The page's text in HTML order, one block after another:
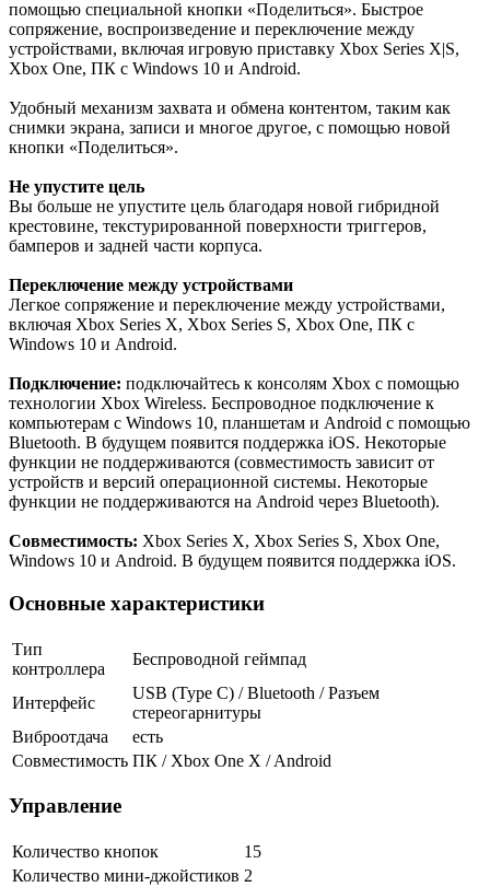
помощью специальной кнопки «Поделиться». Быстрое
сопряжение, воспроизведение и переключение между
устройствами, включая игровую приставку Xbox Series X|S,
Xbox One, ПК с Windows 10 и Android.
Удобный механизм захвата и обмена контентом, таким как
снимки экрана, записи и многое другое, с помощью новой
кнопки «Поделиться».
Не упустите цель
Вы больше не упустите цель благодаря новой гибридной
крестовине, текстурированной поверхности триггеров,
бамперов и задней части корпуса.
Переключение между устройствами
Легкое сопряжение и переключение между устройствами,
включая Xbox Series X, Xbox Series S, Xbox One, ПК с
Windows 10 и Android.
Подключение: подключайтесь к консолям Xbox с помощью
технологии Xbox Wireless. Беспроводное подключение к
компьютерам с Windows 10, планшетам и Android с помощью
Bluetooth. В будущем появится поддержка iOS. Некоторые
функции не поддерживаются (cовместимость зависит от
устройств и версий операционной системы. Некоторые
функции не поддерживаются на Android через Bluetooth).
Совместимость: Xbox Series X, Xbox Series S, Xbox One,
Windows 10 и Android. В будущем появится поддержка iOS.
Основные характеристики
Тип
контроллера
Беспроводной геймпад
Интерфейс
USB (Type C) / Bluetooth / Разъем
стереогарнитуры
Виброотдача
есть
Совместимость ПК / Xbox One X / Android
Управление
Количество кнопок
15
Количество мини-джойстиков 2